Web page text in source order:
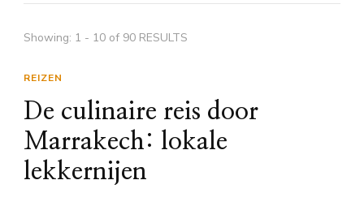
Showing: 1 - 10 of 90 RESULTS
REIZEN
De culinaire reis door
Marrakech: lokale
lekkernijen